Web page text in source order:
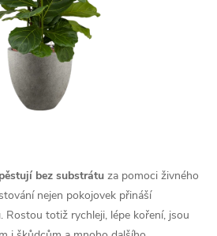
pěstují bez substrátu za pomoci živného
nejen pokojovek přináší
. Rostou totiž rychleji, lépe koření, jsou